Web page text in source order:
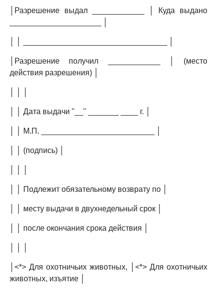
│Разрешение выдал ____________ │ Куда выдано
│Разрешение получил ____________ │ (место
действия разрешения) │
│ │ Дата выдачи "__" _______ ____ г. │
│ │ М.П. __________________________ │
│ │ (подпись) │
│ │ Подлежит обязательному возврату по │
│ │ месту выдачи в двухнедельный срок │
│ │ после окончания срока действия │
│<*> Для охотничьих животных, │<*> Для охотничьих
животных, изъятие │